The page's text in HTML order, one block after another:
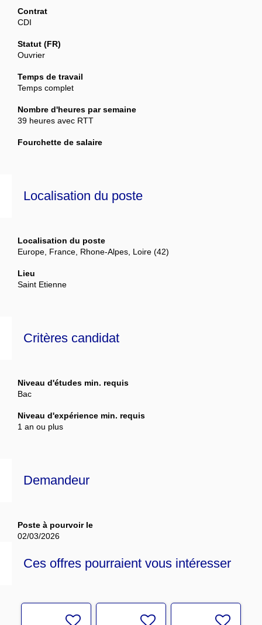
Contrat
CDI
Statut (FR)
Ouvrier
Temps de travail
Temps complet
Nombre d'heures par semaine
39 heures avec RTT
Fourchette de salaire
Localisation du poste
Localisation du poste
Europe, France, Rhone-Alpes, Loire (42)
Lieu
Saint Etienne
Critères candidat
Niveau d'études min. requis
Bac
Niveau d'expérience min. requis
1 an ou plus
Demandeur
Poste à pourvoir le
02/03/2026
Ces offres pourraient vous intéresser